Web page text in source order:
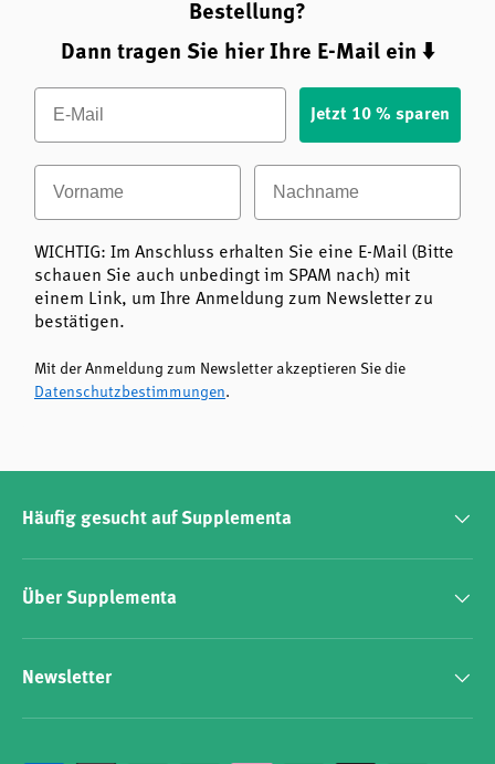
Bestellung?
Dann tragen Sie hier Ihre E-Mail ein ⬇️
Email
Jetzt 10 % sparen
Vorname Nachname
WICHTIG: Im Anschluss erhalten Sie eine E-Mail (Bitte
schauen Sie auch unbedingt im SPAM nach) mit
einem Link, um Ihre Anmeldung zum Newsletter zu
bestätigen.
Mit der Anmeldung zum Newsletter akzeptieren Sie die
Datenschutzbestimmungen.
Häufig gesucht auf Supplementa
Über Supplementa
Newsletter